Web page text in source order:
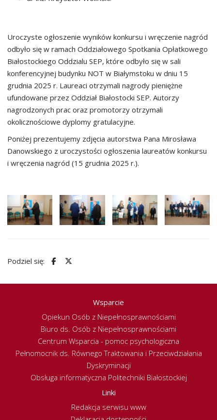
Uroczyste ogłoszenie wyników konkursu i wręczenie nagród
odbyło się w ramach Oddziałowego Spotkania Opłatkowego
Białostockiego Oddzialu SEP, które odbyło się w sali
konferencyjnej budynku NOT w Białymstoku w dniu 15
grudnia 2025 r. Laureaci otrzymali nagrody pieniężne
ufundowane przez Oddział Białostocki SEP. Autorzy
nagrodzonych prac oraz promotorzy otrzymali
okolicznościowe dyplomy gratulacyjne.
Poniżej prezentujemy zdjęcia autorstwa Pana Mirosława
Danowskiego z uroczystości ogłoszenia laureatów konkursu
i wręczenia nagród (15 grudnia 2025 r.).
Podziel się:
Wsparcie
Opiekun Osób z Niepełnosprawnościami
Biuro ds. Osób z Niepełnosprawnościami
Centrum Wsparcia - pomoc psychologiczna
Pełnomocnik ds. Równego Traktowania i Przeciwdziałania
Dyskryminacji
Obsługa informatyczna Politechniki Białostockiej
Linki
Redakcja serwisu www